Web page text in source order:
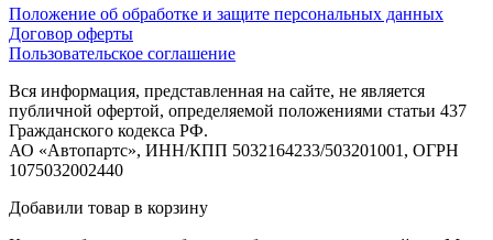
Положение об обработке и защите персональных данных
Договор оферты
Пользовательское соглашение
Вся информация, представленная на сайте, не является
публичной офертой, определяемой положениями статьи 437
Гражданского кодекса РФ.
АО «Автопартс», ИНН/КПП 5032164233/503201001, ОГРН
1075032002440
Добавили товар в корзину